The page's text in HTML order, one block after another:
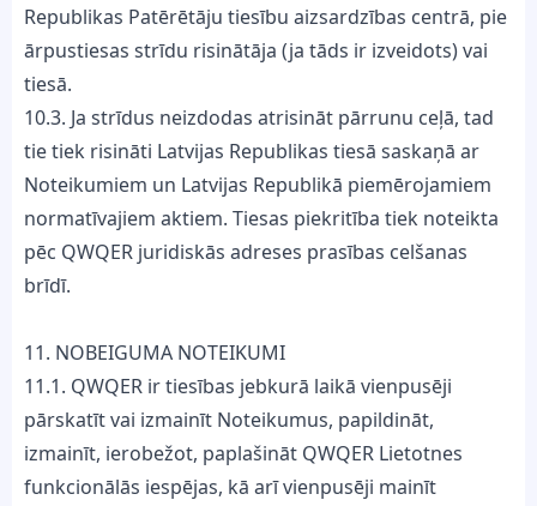
Republikas Patērētāju tiesību aizsardzības centrā, pie
ārpustiesas strīdu risinātāja (ja tāds ir izveidots) vai
tiesā.
10.3. Ja strīdus neizdodas atrisināt pārrunu ceļā, tad
tie tiek risināti Latvijas Republikas tiesā saskaņā ar
Noteikumiem un Latvijas Republikā piemērojamiem
normatīvajiem aktiem. Tiesas piekritība tiek noteikta
pēc QWQER juridiskās adreses prasības celšanas
brīdī.
11. NOBEIGUMA NOTEIKUMI
11.1. QWQER ir tiesības jebkurā laikā vienpusēji
pārskatīt vai izmainīt Noteikumus, papildināt,
izmainīt, ierobežot, paplašināt QWQER Lietotnes
funkcionālās iespējas, kā arī vienpusēji mainīt